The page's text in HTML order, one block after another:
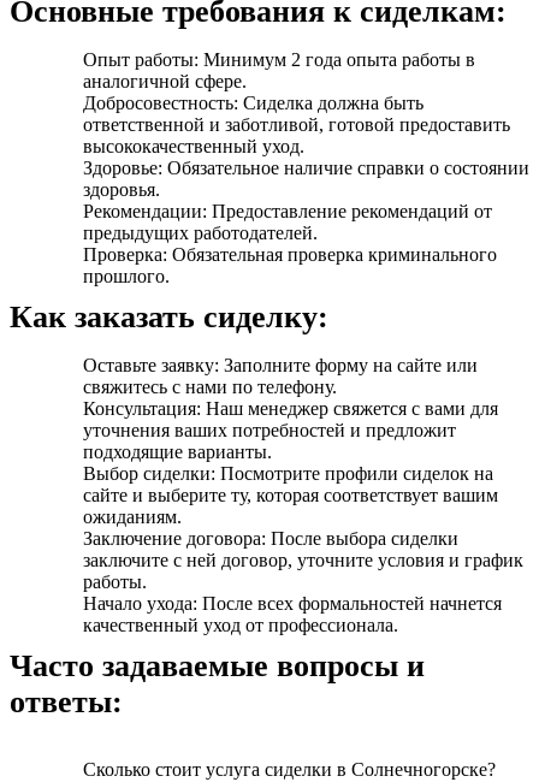
Основные требования к сиделкам:
Опыт работы: Минимум 2 года опыта работы в
аналогичной сфере.
Добросовестность: Сиделка должна быть
ответственной и заботливой, готовой предоставить
высококачественный уход.
Здоровье: Обязательное наличие справки о состоянии
здоровья.
Рекомендации: Предоставление рекомендаций от
предыдущих работодателей.
Проверка: Обязательная проверка криминального
прошлого.
Как заказать сиделку:
Оставьте заявку: Заполните форму на сайте или
свяжитесь с нами по телефону.
Консультация: Наш менеджер свяжется с вами для
уточнения ваших потребностей и предложит
подходящие варианты.
Выбор сиделки: Посмотрите профили сиделок на
сайте и выберите ту, которая соответствует вашим
ожиданиям.
Заключение договора: После выбора сиделки
заключите с ней договор, уточните условия и график
работы.
Начало ухода: После всех формальностей начнется
качественный уход от профессионала.
Часто задаваемые вопросы и
ответы:
Сколько стоит услуга сиделки в Солнечногорске?